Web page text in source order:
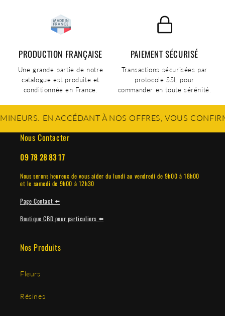
PRODUCTION FRANÇAISE
Une grande partie de notre
catalogue est produite et
conditionnée en France.
PAIEMENT SÉCURISÉ
Transactions sécurisées par
protocole SSL pour
commander en toute sérénité.
EN ACCÉDANT À NOS OFFRES, VOUS CONFIRMEZ
Nous Contacter
09 78 28 83 17
Nous serons heureux de vous aider du lundi au vendredi de 9h00 à 18h00
et le samedi de 9h00 à 12h30
Page Contact ⬅️
Boutique CBD pour particuliers ⬅️
Nos Produits
Fleurs
Résines